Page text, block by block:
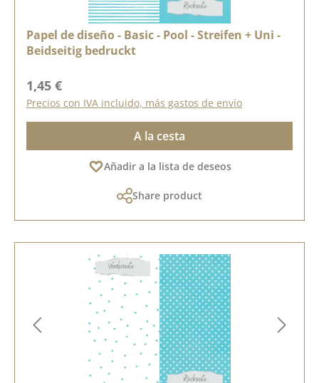
Papel de diseño - Basic - Pool - Streifen + Uni -
Beidseitig bedruckt
Precio normal:
1,45 €
Precios con IVA incluido, más gastos de envío
A la cesta
Añadir a la lista de deseos
Share product